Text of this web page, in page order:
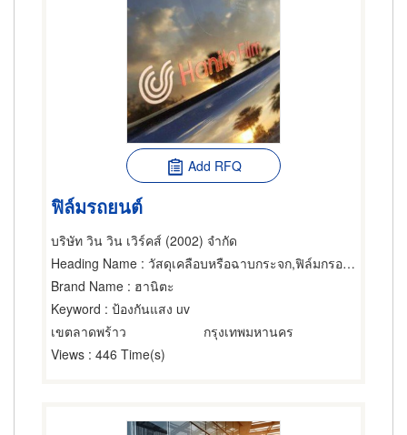
Add RFQ
ฟิล์มรถยนต์
บริษัท วิน วิน เวิร์คส์ (2002) จำกัด
Heading Name : วัสดุเคลือบหรือฉาบกระจก,ฟิล์มกรองแสง,ฟิล์มกรองแสงรถยนต์
Brand Name : ฮานิตะ
Keyword : ป้องกันแสง uv
เขตลาดพร้าว
กรุงเทพมหานคร
Views : 446 Time(s)